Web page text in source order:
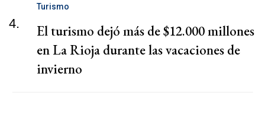
4.
Turismo
El turismo dejó más de $12.000 millones
en La Rioja durante las vacaciones de
invierno